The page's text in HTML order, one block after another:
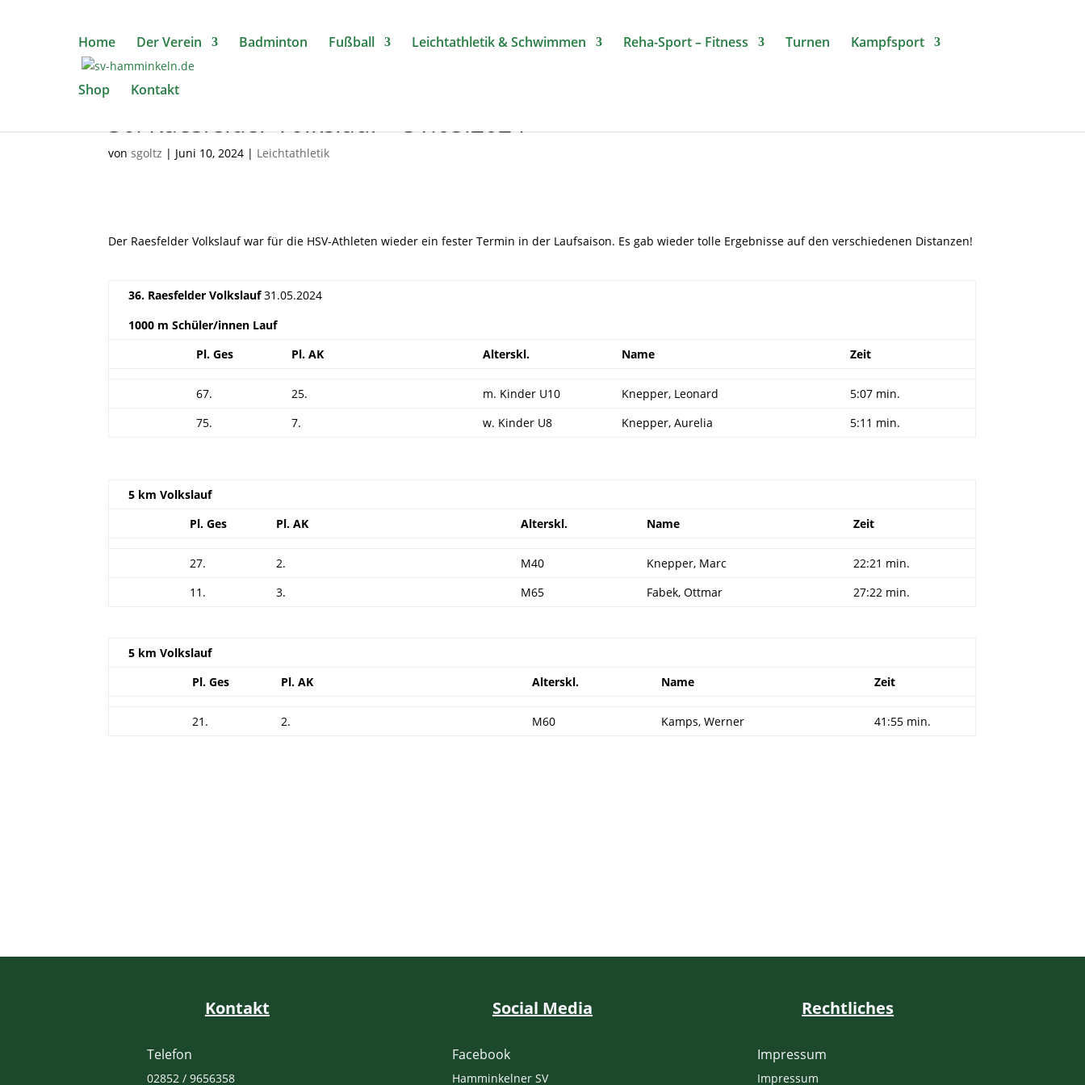
Home Der Verein Badminton Fußball Leichtathletik & Schwimmen Reha-Sport – Fitness Turnen Kampfsport
Shop Kontakt
36. Raesfelder Volkslauf – 31.05.2024
vonsgoltz | Juni 10, 2024 | Leichtathletik
Der Raesfelder Volkslauf war für die HSV-Athleten wieder ein fester Termin in der Laufsaison. Es gab wieder tolle Ergebnisse auf den verschiedenen Distanzen!
36. Raesfelder Volkslauf31.05.2024
1000 m Schüler/innen Lauf
Pl. Ges
Pl. AK Alterskl. Name Zeit
67. 25. m. Kinder U10 Knepper, Leonard
5:07 min.
75.
7. w. Kinder U8 Knepper, Aurelia 5:11 min.
5 km Volkslauf
Pl. Ges
Pl. AK Alterskl. Name Zeit
27. 2. M40 Knepper, Marc
22:21 min.
11.
3. M65 Fabek, Ottmar 27:22 min.
5 km Volkslauf
Pl. Ges
Pl. AK Alterskl. Name Zeit
21. 2. M60 Kamps, Werner 41:55 min.
Kontakt
Telefon
02852 / 9656358
Social Media
Facebook
Hamminkelner SV
Rechtliches
Impressum
Impressum